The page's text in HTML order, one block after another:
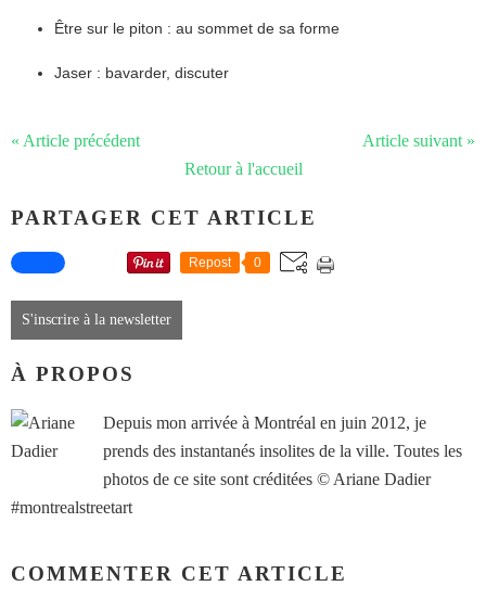
Être sur le piton : au sommet de sa forme
Jaser : bavarder, discuter
« Article précédent
Article suivant »
Retour à l'accueil
PARTAGER CET ARTICLE
Repost 0
S'inscrire à la newsletter
À PROPOS
Depuis mon arrivée à Montréal en juin 2012, je
prends des instantanés insolites de la ville. Toutes les
photos de ce site sont créditées © Ariane Dadier
#montrealstreetart
COMMENTER CET ARTICLE